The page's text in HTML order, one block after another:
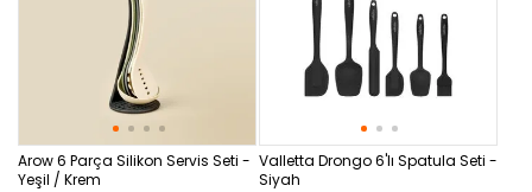
Arow 6 Parça Silikon Servis Seti -
Yeşil / Krem
Valletta Drongo 6'lı Spatula Seti -
Siyah